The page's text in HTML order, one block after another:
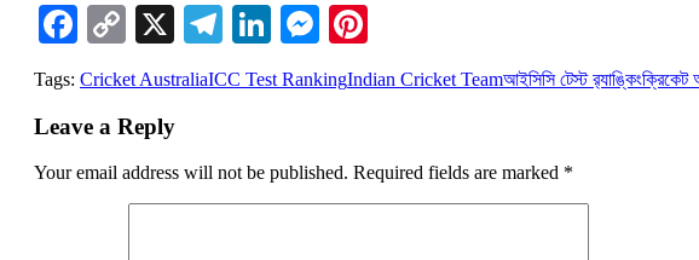
Facebook
Copy
Link
X Telegram
LinkedIn
Messenger
Tags: Cricket AustraliaICC Test RankingIndian Cricket Teamআইসিসি টেস্ট র‍্যাঙ্কিংক্রিকেট
Leave a Reply
Your email address will not be published. Required fields are marked *